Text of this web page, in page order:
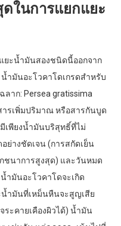
ในการแยกแยะ
ยะน้ำมันสองชนิดนี้ออกจาก
ำมันอะโวคาโดเกรดสำหรับ
าก: Persea gratissima
รเพิ่มปริมาณ หรือสารกันบูด
เพียงน้ำมันบริสุทธิ์ที่ไม่
ย่างชัดเจน (การสกัดเย็น
ชนาการสูงสุด) และวันหมด
ำมันอะโวคาโดจะเกิด
น้ำมันที่เหม็นหืนจะสูญเสีย
ะคายเคืองผิวได้) น้ำมัน